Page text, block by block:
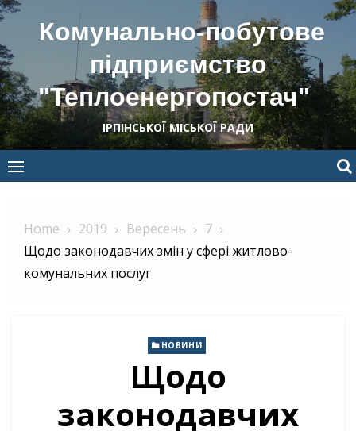
Skip
content
Комунально-побутове
підприємство
"Теплоенергопостач"
ІРПІНСЬКОЇ МІСЬКОЇ РАДИ
Home 2019 Вересень
7
Щодо законодавчих змін у сфері житлово-
комунальних послуг
НОВИНИ
Щодо
законодавчих